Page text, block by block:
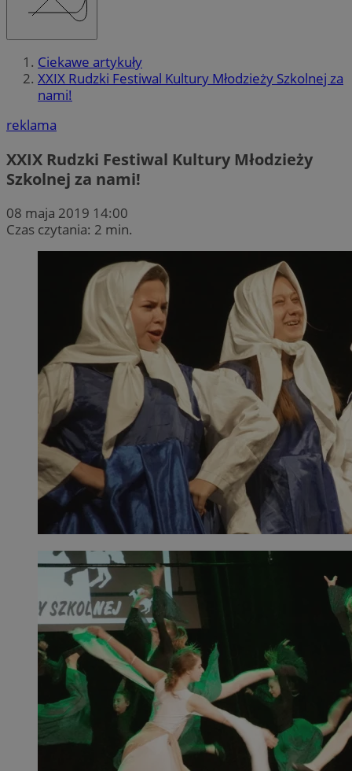
Ciekawe artykuły
XXIX Rudzki Festiwal Kultury Młodzieży Szkolnej za
nami!
reklama
XXIX Rudzki Festiwal Kultury Młodzieży
Szkolnej za nami!
08 maja 2019 14:00
Czas czytania: 2 min.